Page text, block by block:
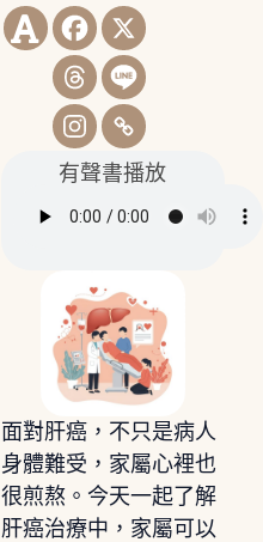
有聲書播放
面對肝癌，不只是病人
身體難受，家屬心裡也
很煎熬。今天一起了解
肝癌治療中，家屬可以